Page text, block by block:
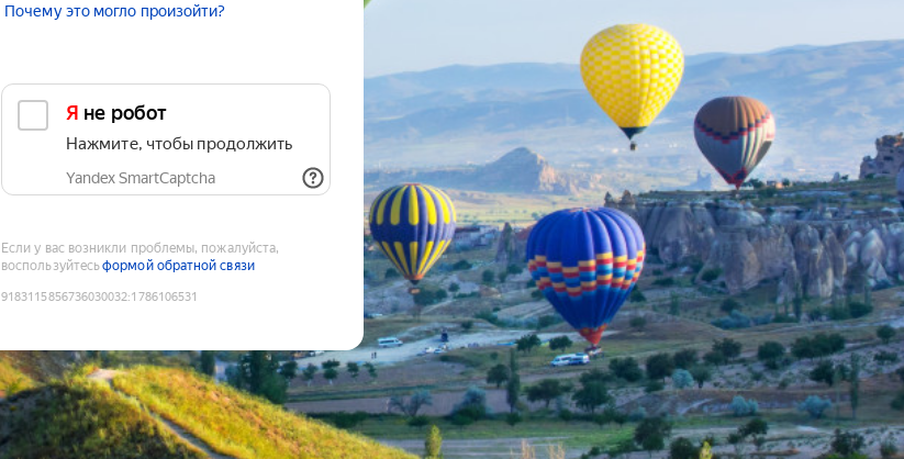
Почему это могло произойти?
Я не робот
Нажмите, чтобы продолжить
Yandex SmartCaptcha
Если у вас возникли проблемы, пожалуйста,
воспользуйтесьформой обратной связи
9183115856736030032:1786106531